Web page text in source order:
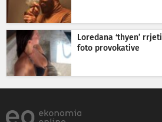
Loredana ‘thyen’
foto provokative